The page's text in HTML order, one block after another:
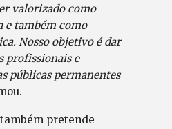
valorizado como
e também como
Nosso objetivo é dar
profissionais e
públicas permanentes
pretende